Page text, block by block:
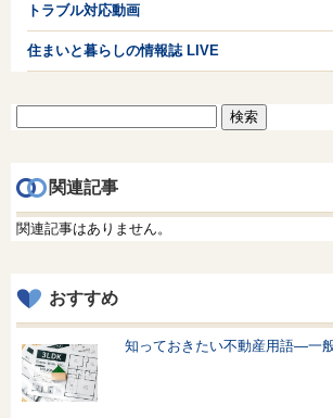
トラブル対応動画
住まいと暮らしの情報誌 LIVE
関連記事
関連記事はありません。
おすすめ
知っておきたい不動産用語—一